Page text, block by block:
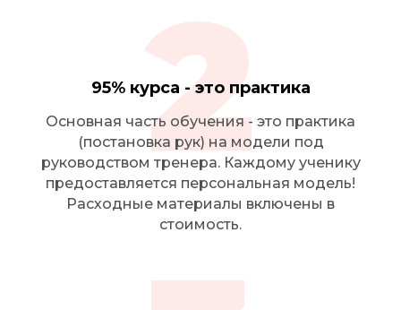
95% курса - это практика
Основная часть обучения - это практика
(постановка рук) на модели под
руководством тренера. Каждому ученику
предоставляется персональная модель!
Расходные материалы включены в
стоимость.
2